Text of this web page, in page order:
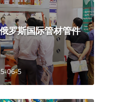
罗斯国际管材管件
06-5